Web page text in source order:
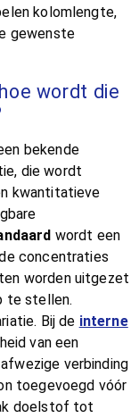
kolomlengte,
gewenste
wordt die
bekende
die wordt
kwantitatieve
wordt een
concentraties
worden uitgezet
te stellen.
Bij de interne
van een
verbinding
toegevoegd vóór
doelstof tot